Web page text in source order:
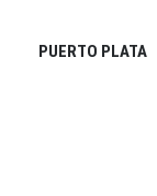
PUERTO PLATA